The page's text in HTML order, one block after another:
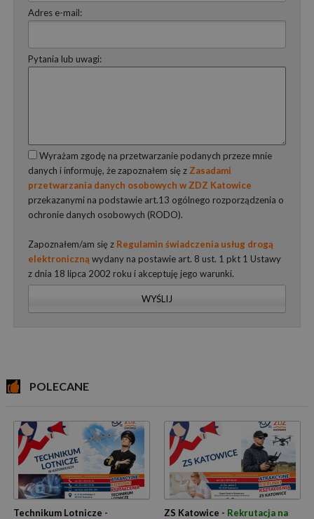
Adres e-mail:
Pytania lub uwagi:
Wyrażam zgodę na przetwarzanie podanych przeze mnie
danych i informuję, że zapoznałem się z Zasadami
przetwarzania danych osobowych w ZDZ Katowice
przekazanymi na podstawie art.13 ogólnego rozporządzenia o
ochronie danych osobowych (RODO).
Zapoznałem/am się z Regulamin świadczenia usług drogą
elektroniczną wydany na postawie art. 8 ust. 1 pkt 1 Ustawy
z dnia 18 lipca 2002 roku i akceptuję jego warunki.
WYŚLIJ
POLECANE
Technikum Lotnicze -
ZS Katowice - Rekrutacja na